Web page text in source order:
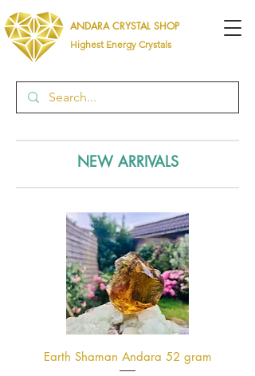
ANDARA CRYSTAL SHOP
Highest Energy Crystals
NEW ARRIVALS
Earth Shaman Andara 52 gram